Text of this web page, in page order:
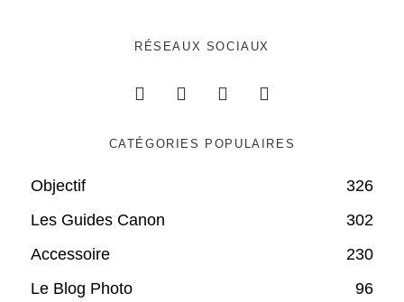
RÉSEAUX SOCIAUX
CATÉGORIES POPULAIRES
Objectif
326
Les Guides Canon
302
Accessoire
230
Le Blog Photo
96